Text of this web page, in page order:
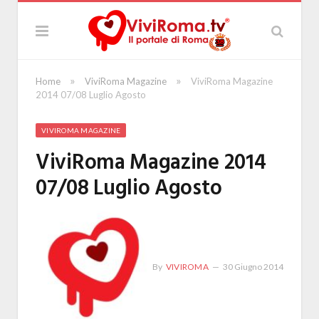
Home » ViviRoma Magazine »
ViviRoma Magazine
2014 07/08 Luglio Agosto
VIVIROMA MAGAZINE
ViviRoma Magazine 2014
07/08 Luglio Agosto
By VIVIROMA 30 Giugno 2014